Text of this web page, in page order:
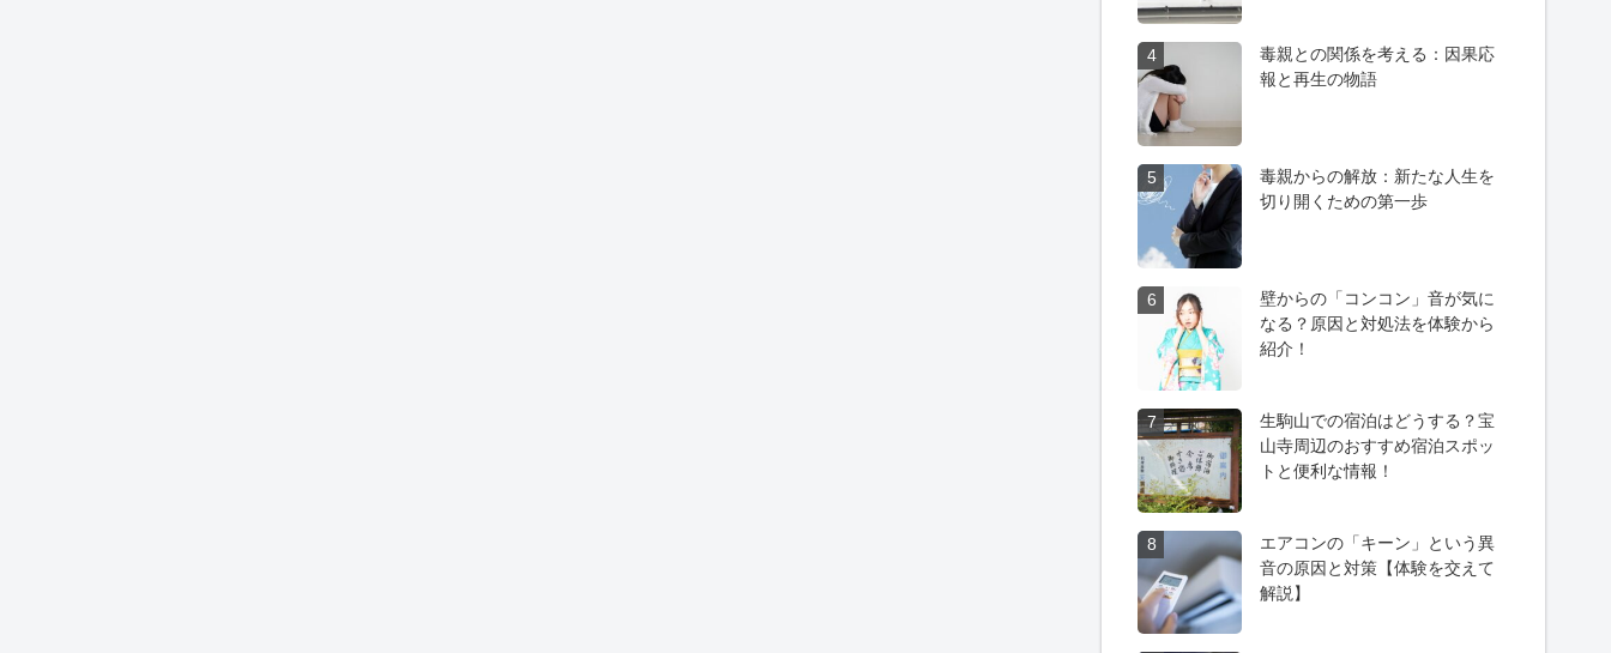
4
毒親との関係を考える：因果応
報と再生の物語
5
毒親からの解放：新たな人生を
切り開くための第一歩
6
壁からの「コンコン」音が気に
なる？原因と対処法を体験から
紹介！
7
生駒山での宿泊はどうする？宝
山寺周辺のおすすめ宿泊スポッ
トと便利な情報！
8
エアコンの「キーン」という異
音の原因と対策【体験を交えて
解説】